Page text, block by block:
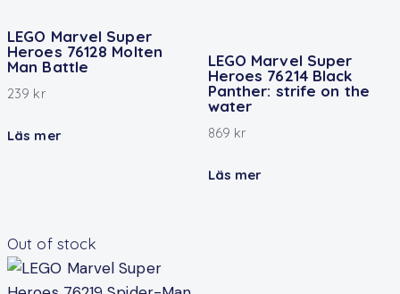
LEGO Marvel Super
Heroes 76128 Molten
Man Battle
239 kr
Läs mer
LEGO Marvel Super
Heroes 76214 Black
Panther: strife on the
water
869 kr
Läs mer
Out of stock